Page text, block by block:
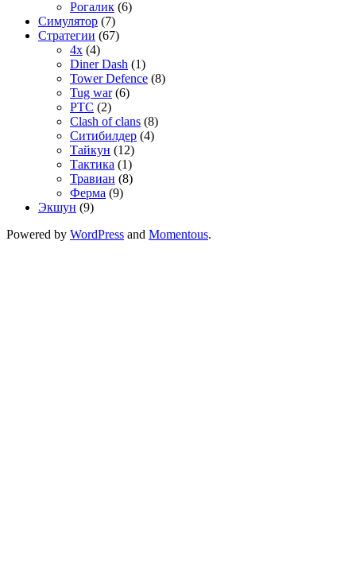
Рогалик (6)
Симулятор (7)
Стратегии (67)
4x (4)
Diner Dash (1)
Tower Defence (8)
Tug war(6)
РТС (2)
Сlash of clans (8)
Ситибилдер (4)
Тайкун (12)
Тактика (1)
Травиан (8)
Ферма (9)
Экшун (9)
Powered by WordPress and Momentous.